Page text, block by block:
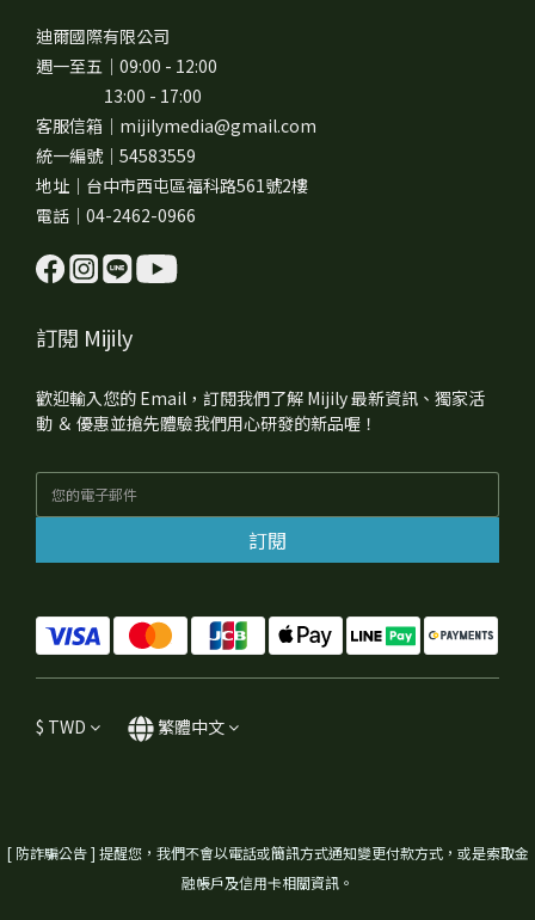
迪爾國際有限公司
週一至五｜09:00 - 12:00
13:00 - 17:00
客服信箱｜mijilymedia@gmail.com
統一編號｜54583559
地址｜台中市西屯區福科路561號2樓
電話｜04-2462-0966
訂閱 Mijily
歡迎輸入您的 Email，訂閱我們了解 Mijily 最新資訊、獨家活
動 ＆ 優惠並搶先體驗我們用心研發的新品喔！
訂閱
$ TWD 繁體中文
[ 防詐騙公告 ] 提醒您，我們不會以電話或簡訊方式通知變更付款方式，或是索取金
融帳戶及信用卡相關資訊。